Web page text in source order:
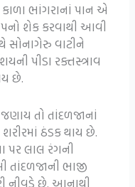
ભાંગરાનાં પાન એ
શેક કરવાથી આવી
સોનાગેરુ વાટીને
પીડા રક્તસ્ત્રાવ
છે.
તો તાંદળજાનાં
ઠંડક થાય છે.
પર લાલ રંગની
તાંદળજાની ભાજી
છે. આનાથી